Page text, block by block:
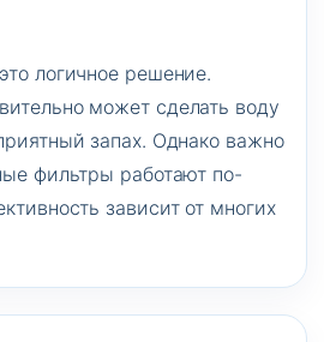
логичное решение.
может сделать воду
запах. Однако важно
фильтры работают по-
зависит от многих